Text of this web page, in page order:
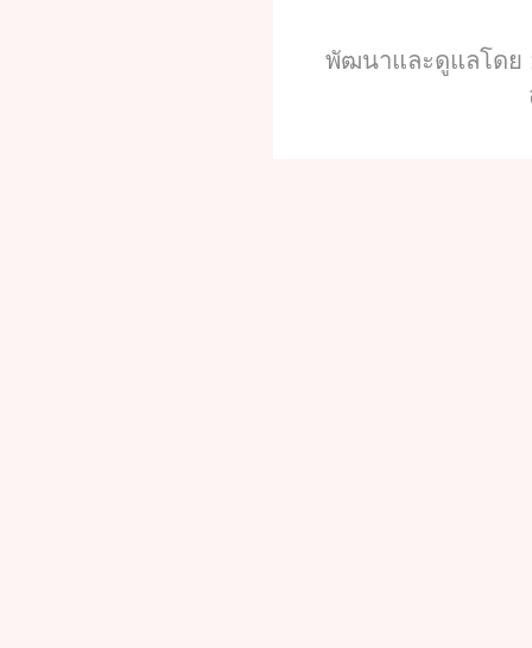
พัฒนาและดูแลโดย